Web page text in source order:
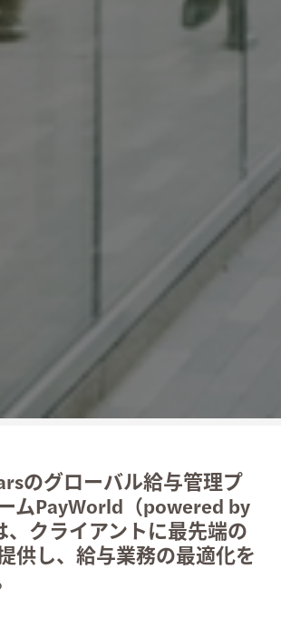
のグローバル給与管理プ
ムPayWorld（powered by
、クライアントに最先端の
供し、給与業務の最適化を